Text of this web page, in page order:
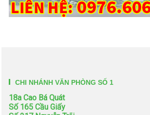
CHI NHÁNH VĂN PHÒNG SỐ 1
18a Cao Bá Quát
Số 165 Cầu Giấy